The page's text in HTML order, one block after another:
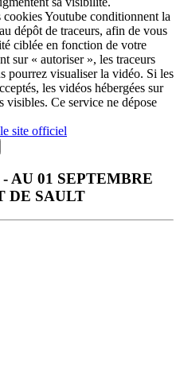
cookies Youtube conditionnent la
dépôt de traceurs, afin de vous
ciblée en fonction de votre
sur « autoriser », les traceurs
pourrez visualiser la vidéo. Si les
les vidéos hébergées sur
visibles. Ce service ne dépose
site officiel
AU 01 SEPTEMBRE
DE SAULT